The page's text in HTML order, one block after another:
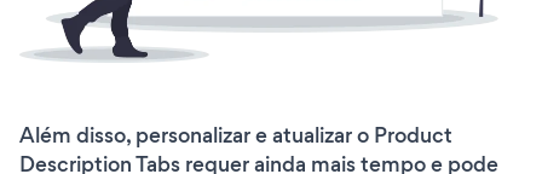
Além disso, personalizar e atualizar o Product
Description Tabs requer ainda mais tempo e pode